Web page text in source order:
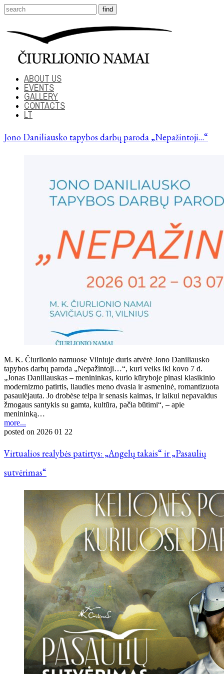
ABOUT US
EVENTS
GALLERY
CONTACTS
LT
Jono Daniliausko tapybos darbų paroda „Nepažintoji…“
M. K. Čiurlionio namuose Vilniuje duris atvėrė Jono Daniliausko
tapybos darbų paroda „Nepažintoji…“, kuri veiks iki kovo 7 d.
„Jonas Daniliauskas – menininkas, kurio kūryboje pinasi klasikinio
modernizmo patirtis, liaudies meno dvasia ir asmeninė, romantizuota
pasaulėjauta. Jo drobėse telpa ir senasis kaimas, ir laikui nepavaldus
žmogaus santykis su gamta, kultūra, pačia būtimi“, – apie
menininką…
more...
posted on 2026 01 22
Virtualios realybės patirtys: „Angelų takais“ ir „Pasaulių
sutvėrimas“